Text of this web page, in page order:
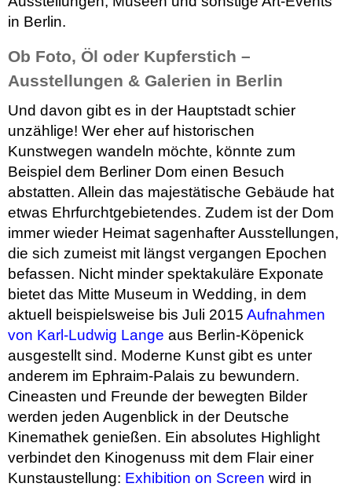
in Berlin.
Ob Foto, Öl oder Kupferstich –
Ausstellungen & Galerien in Berlin
Und davon gibt es in der Hauptstadt schier
unzählige! Wer eher auf historischen
Kunstwegen wandeln möchte, könnte zum
Beispiel dem Berliner Dom einen Besuch
abstatten. Allein das majestätische Gebäude hat
etwas Ehrfurchtgebietendes. Zudem ist der Dom
immer wieder Heimat sagenhafter Ausstellungen,
die sich zumeist mit längst vergangen Epochen
befassen. Nicht minder spektakuläre Exponate
bietet das Mitte Museum in Wedding, in dem
aktuell beispielsweise bis Juli 2015 Aufnahmen
von Karl-Ludwig Lange aus Berlin-Köpenick
ausgestellt sind. Moderne Kunst gibt es unter
anderem im Ephraim-Palais zu bewundern.
Cineasten und Freunde der bewegten Bilder
werden jeden Augenblick in der Deutsche
Kinemathek genießen. Ein absolutes Highlight
verbindet den Kinogenuss mit dem Flair einer
Kunstaustellung: Exhibition on Screen wird in